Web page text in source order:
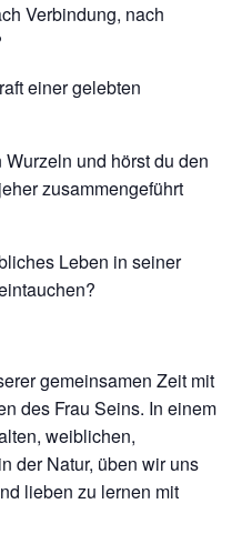
Verbindung, nach
einer gelebten
und hörst du den
zusammengeführt
Leben in seiner
gemeinsamen Zeit mit
des Frau Seins. In einem
weiblichen,
der Natur, üben wir uns
lieben zu lernen mit